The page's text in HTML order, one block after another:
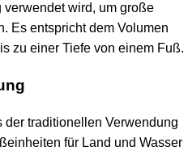
wird, um große
Es entspricht dem Volumen
zu einer Tiefe von einem Fuß.
der traditionellen Verwendung
für Land und Wasser